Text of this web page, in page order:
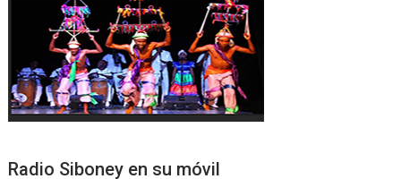
Radio Siboney en su móvil